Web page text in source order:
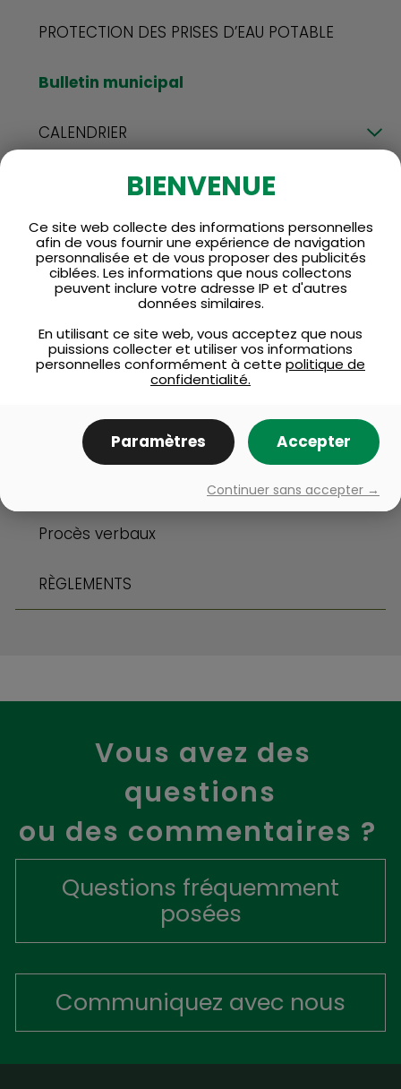
PROTECTION DES PRISES D’EAU POTABLE
Bulletin municipal
CALENDRIER
Communiqués
Demande de permis
Évaluation foncière
FAQ
Matières résiduelles
Procès verbaux
RÈGLEMENTS
Vous avez des
questions
ou des commentaires ?
Questions fréquemment
posées
Communiquez avec nous
BIENVENUE
Ce site web collecte des informations personnelles
afin de vous fournir une expérience de navigation
personnalisée et de vous proposer des publicités
ciblées. Les informations que nous collectons
peuvent inclure votre adresse IP et d'autres
données similaires.
En utilisant ce site web, vous acceptez que nous
puissions collecter et utiliser vos informations
personnelles conformément à cette politique de
confidentialité.
Paramètres Accepter
Continuer sans accepter →